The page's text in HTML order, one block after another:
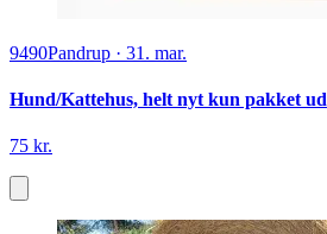
9490Pandrup · 31. mar.
Hund/Kattehus, helt nyt kun pakket ud
75 kr.